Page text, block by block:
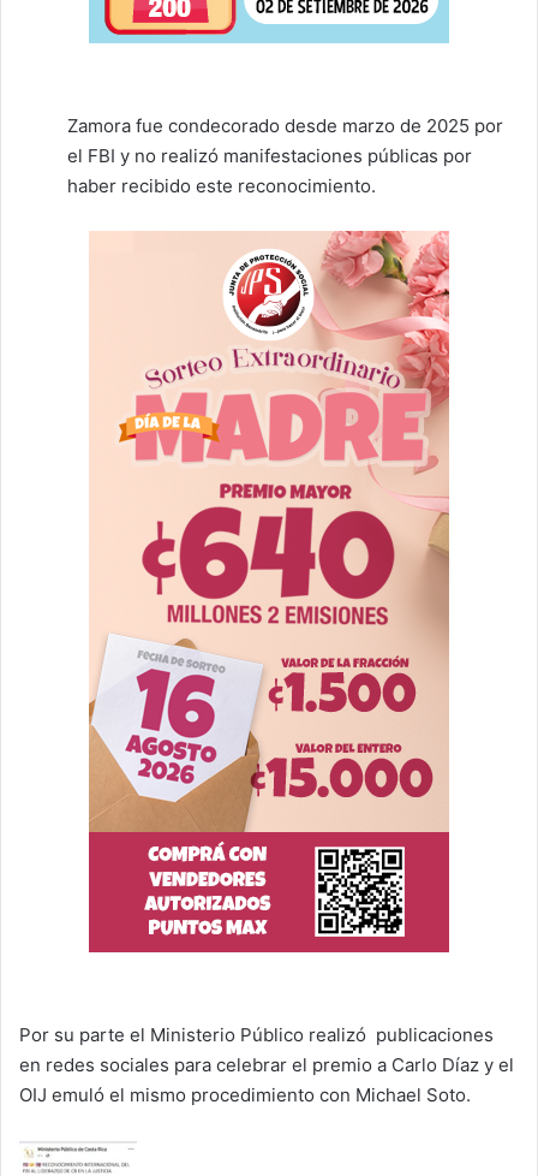
Zamora fue condecorado desde marzo de 2025 por
el FBI y no realizó manifestaciones públicas por
haber recibido este reconocimiento.
Por su parte el Ministerio Público realizó publicaciones
en redes sociales para celebrar el premio a Carlo Díaz y el
OIJ emuló el mismo procedimiento con Michael Soto.